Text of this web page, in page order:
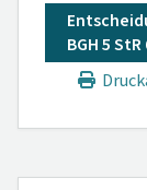
BGH 5